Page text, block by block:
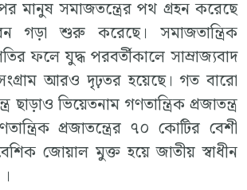
সমাজতন্ত্রের পথ গ্রহন করেছে
গড়া শুরু করেছে। সমাজতান্ত্রিক
ফলে যুদ্ধ পরবর্তীকালে সাম্রাজ্যবাদ
আরও দৃঢ়তর হয়েছে। গত বারো
ছাড়াও ভিয়েতনাম গণতান্ত্রিক প্রজাতন্ত্র
প্রজাতন্ত্রের ৭০ কোটির বেশী
জোয়াল মুক্ত হয়ে জাতীয় স্বাধীন